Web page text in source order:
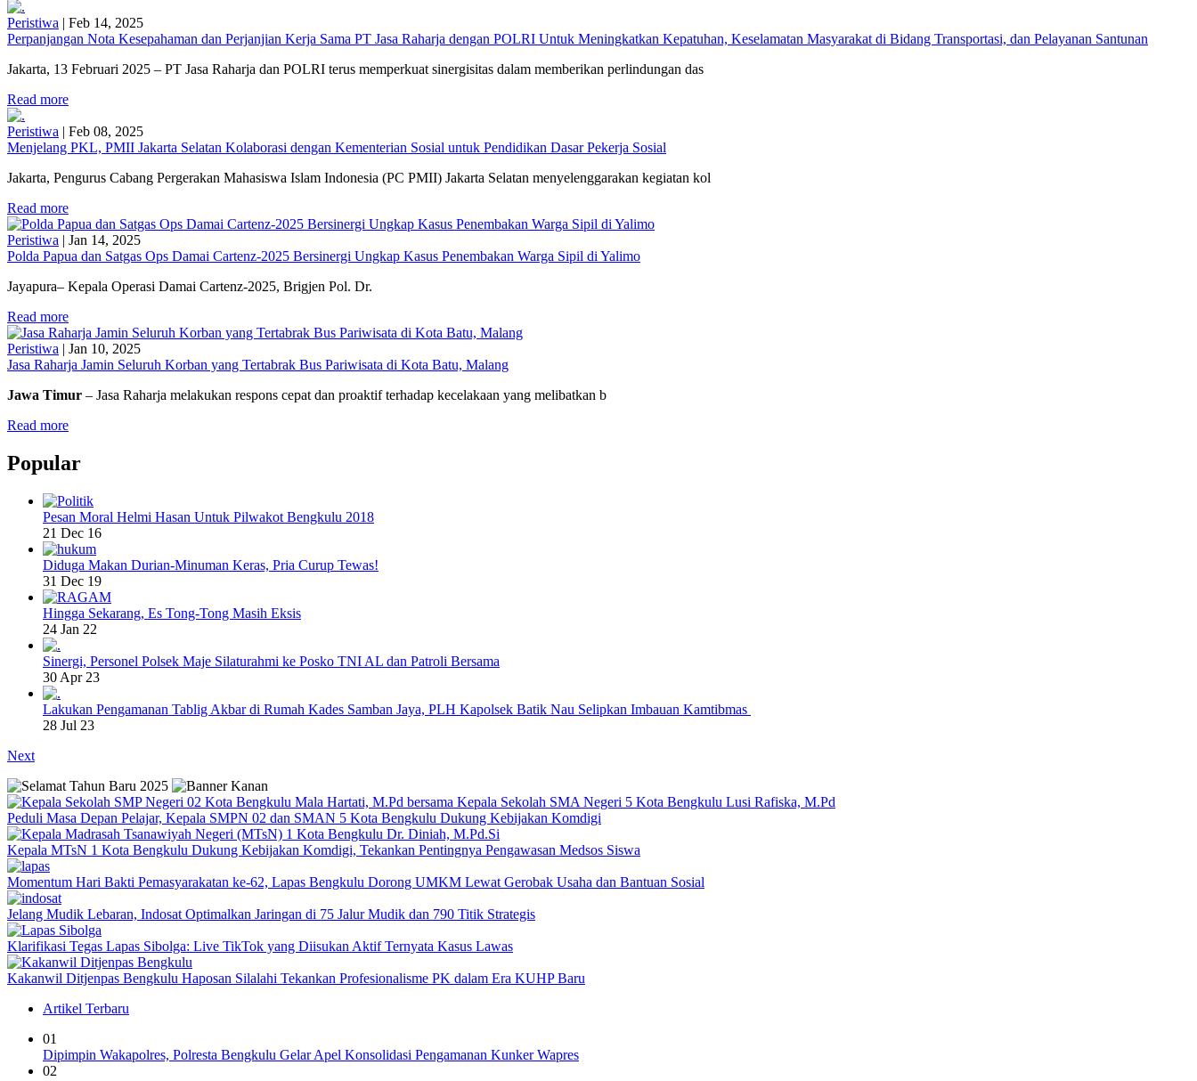
Peristiwa | Feb 14, 2025
Perpanjangan Nota Kesepahaman dan Perjanjian Kerja Sama PT Jasa Raharja dengan POLRI Untuk Meningkatkan Kepatuhan, Keselamatan Masyarakat di Bidang Transportasi, dan Pelayanan Santunan
Jakarta, 13 Februari 2025 – PT Jasa Raharja dan POLRI terus memperkuat sinergisitas dalam memberikan perlindungan das
Read more
Peristiwa | Feb 08, 2025
Menjelang PKL, PMII Jakarta Selatan Kolaborasi dengan Kementerian Sosial untuk Pendidikan Dasar Pekerja Sosial
Jakarta, Pengurus Cabang Pergerakan Mahasiswa Islam Indonesia (PC PMII) Jakarta Selatan menyelenggarakan kegiatan kol
Read more
Peristiwa | Jan 14, 2025
Polda Papua dan Satgas Ops Damai Cartenz-2025 Bersinergi Ungkap Kasus Penembakan Warga Sipil di Yalimo
Jayapura– Kepala Operasi Damai Cartenz-2025, Brigjen Pol. Dr.
Read more
Peristiwa | Jan 10, 2025
Jasa Raharja Jamin Seluruh Korban yang Tertabrak Bus Pariwisata di Kota Batu, Malang
Jawa Timur – Jasa Raharja melakukan respons cepat dan proaktif terhadap kecelakaan yang melibatkan b
Read more
Popular
Pesan Moral Helmi Hasan Untuk Pilwakot Bengkulu 2018
21 Dec 16
Diduga Makan Durian-Minuman Keras, Pria Curup Tewas!
31 Dec 19
Hingga Sekarang, Es Tong-Tong Masih Eksis
24 Jan 22
Sinergi, Personel Polsek Maje Silaturahmi ke Posko TNI AL dan Patroli Bersama
30 Apr 23
Lakukan Pengamanan Tablig Akbar di Rumah Kades Samban Jaya, PLH Kapolsek Batik Nau Selipkan Imbauan Kamtibmas
28 Jul 23
Next
Peduli Masa Depan Pelajar, Kepala SMPN 02 dan SMAN 5 Kota Bengkulu Dukung Kebijakan Komdigi
Kepala MTsN 1 Kota Bengkulu Dukung Kebijakan Komdigi, Tekankan Pentingnya Pengawasan Medsos Siswa
Momentum Hari Bakti Pemasyarakatan ke-62, Lapas Bengkulu Dorong UMKM Lewat Gerobak Usaha dan Bantuan Sosial
Jelang Mudik Lebaran, Indosat Optimalkan Jaringan di 75 Jalur Mudik dan 790 Titik Strategis
Klarifikasi Tegas Lapas Sibolga: Live TikTok yang Diisukan Aktif Ternyata Kasus Lawas
Kakanwil Ditjenpas Bengkulu Haposan Silalahi Tekankan Profesionalisme PK dalam Era KUHP Baru
Artikel Terbaru
01
Dipimpin Wakapolres, Polresta Bengkulu Gelar Apel Konsolidasi Pengamanan Kunker Wapres
02